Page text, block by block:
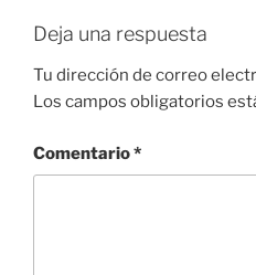
Deja una respuesta
Tu dirección de correo
Los campos obligatorios
Comentario*